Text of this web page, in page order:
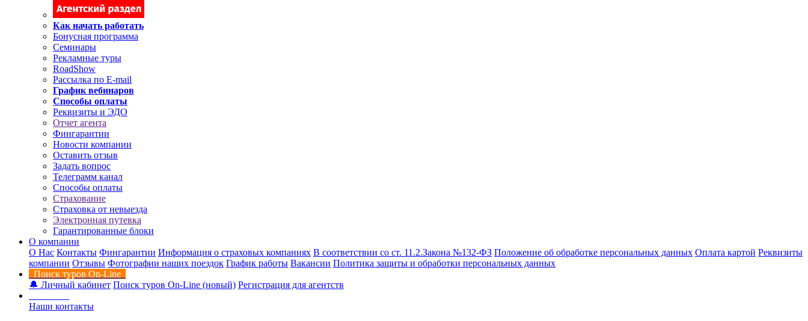
Как начать работать
Бонусная программа
Семинары
Рекламные туры
RoadShow
Рассылка по E-mail
График вебинаров
Способы оплаты
Реквизиты и ЭДО
Отчет агента
Фингарантии
Новости компании
Оставить отзыв
Задать вопрос
Телеграмм канал
Способы оплаты
Страхование
Страховка от невыезда
Электронная путевка
Гарантированные блоки
О компании
О Нас Контакты Фингарантии Информация о страховых компаниях В соответствии со ст. 11.2.Закона №132-ФЗ Положение об обработке персональных данных Оплата картой Реквизиты
компании Отзывы Фотографии наших поездок График работы Вакансии Политика защиты и обработки персональных данных
Поиск туров On-Line
🔔 Личный кабинет Поиск туров On-Line (новый) Регистрация для агентств
Наши контакты